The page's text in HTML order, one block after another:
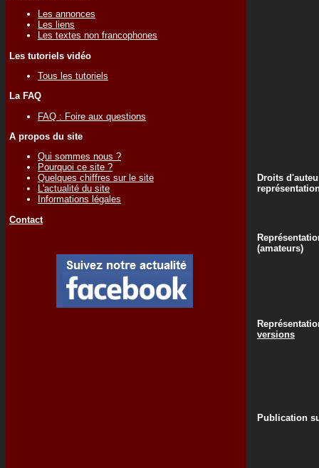
Les annonces
Les liens
Les textes non francophones
Les tutoriels vidéo
Tous les tutoriels
La FAQ
FAQ : Foire aux questions
A propos du site
Qui sommes nous ?
Pourquoi ce site ?
Quelques chiffres sur le site
L'actualité du site
Informations légales
Contact
Droits
(amateurs)
versions
Publication